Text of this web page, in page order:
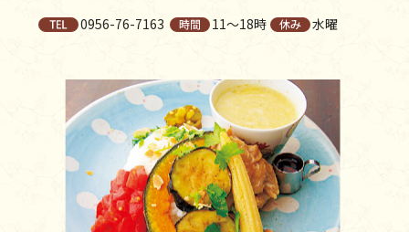
0956-76-7163 11〜18時 水曜